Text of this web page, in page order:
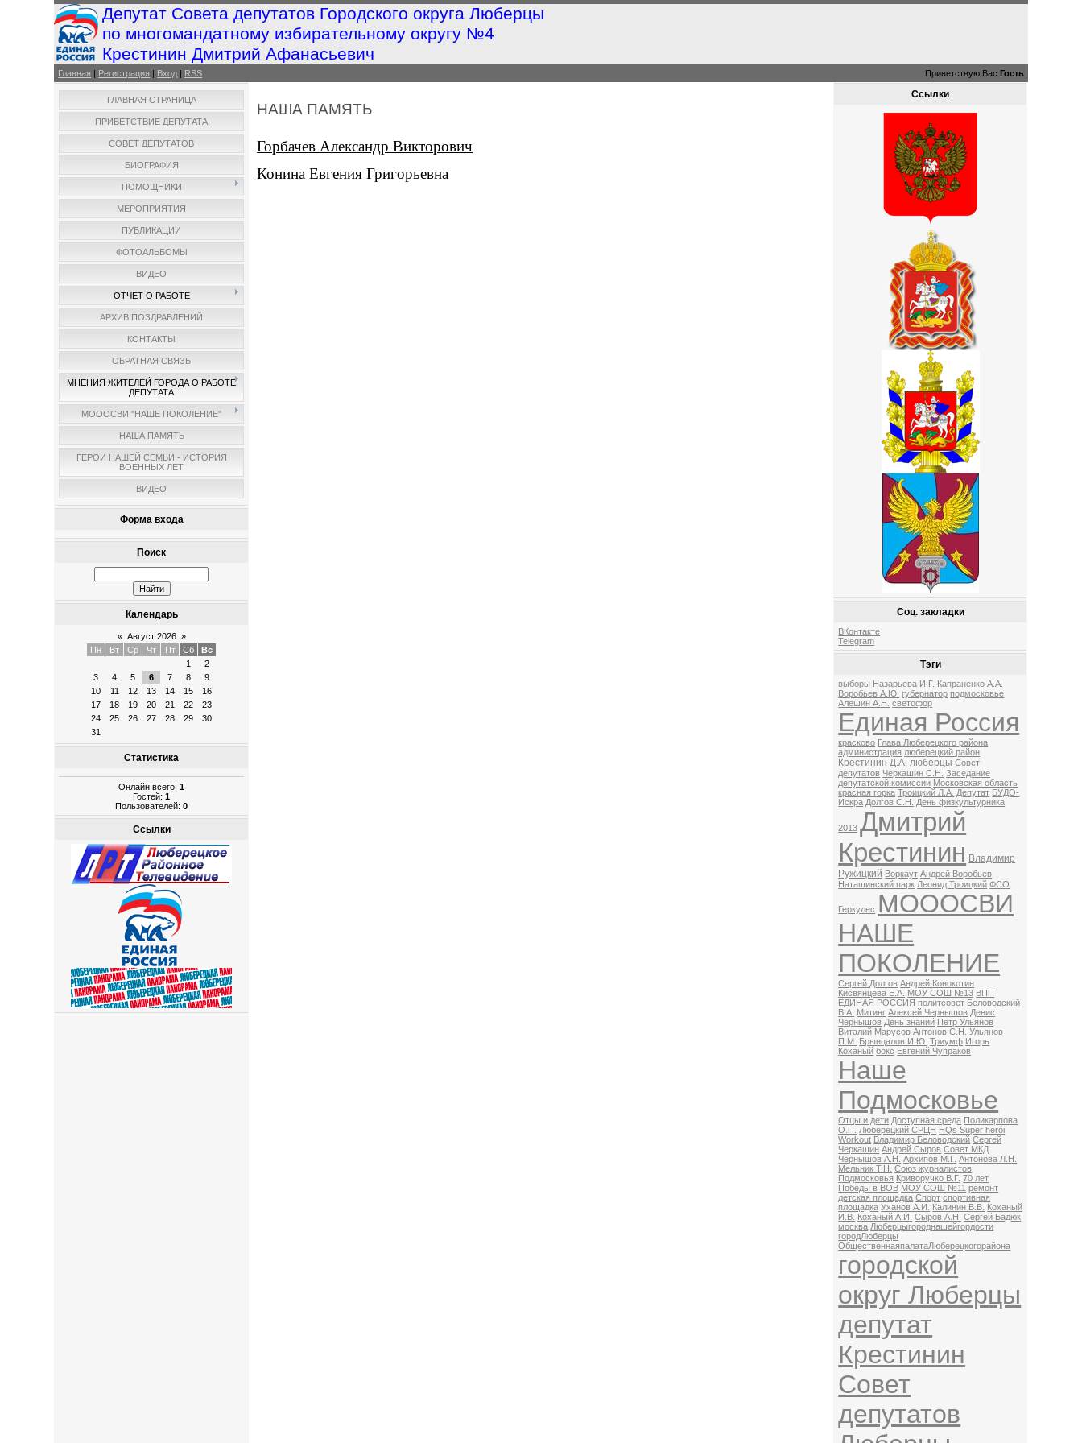
Депутат Совета депутатов Городского округа Люберцы
по многомандатному избирательному округу №4
Крестинин Дмитрий Афанасьевич
Главная | Регистрация | Вход | RSS Приветствую Вас Гость
ГЛАВНАЯ СТРАНИЦА
ПРИВЕТСТВИЕ ДЕПУТАТА
СОВЕТ ДЕПУТАТОВ
БИОГРАФИЯ
ПОМОЩНИКИ
МЕРОПРИЯТИЯ
ПУБЛИКАЦИИ
ФОТОАЛЬБОМЫ
ВИДЕО
ОТЧЕТ О РАБОТЕ
АРХИВ ПОЗДРАВЛЕНИЙ
КОНТАКТЫ
ОБРАТНАЯ СВЯЗЬ
МНЕНИЯ ЖИТЕЛЕЙ ГОРОДА О РАБОТЕ
ДЕПУТАТА
МОООСВИ "НАШЕ ПОКОЛЕНИЕ"
НАША ПАМЯТЬ
ГЕРОИ НАШЕЙ СЕМЬИ - ИСТОРИЯ
ВОЕННЫХ ЛЕТ
ВИДЕО
Форма входа
Поиск
Календарь
« Август 2026 »
Пн
Вт Ср Чт Пт Сб
Вс
1
2
3
4 5 6 7 8
9
10
11 12 13 14 15
16
17
18 19 20 21 22
23
24
25 26 27 28 29
30
31
Статистика
Онлайн всего:1
Гостей:1
Пользователей:0
Ссылки
НАША ПАМЯТЬ
Горбачев Александр Викторович
Конина Евгения Григорьевна
Ссылки
Соц. закладки
ВКонтакте
Telegram
Тэги
выборы Назарьева И.Г. Капраненко А.А.
Воробьев А.Ю. губернатор подмосковье
Алешин А.Н.
светофор
Единая Россия
красково Глава Люберецкого района
администрация люберецкий район
Крестинин Д.А. люберцы Совет
депутатов Черкашин С.Н.
Заседание
депутатской комиссии Московская область
красная горка Троицкий Л.А. Депутат БУДО-
Искра Долгов С.Н. День физкультурника
2013 Дмитрий
Крестинин Владимир
Ружицкий Воркаут Андрей Воробьев
Наташинский парк Леонид Троицкий ФСО
Геркулес МОООСВИ
НАШЕ
ПОКОЛЕНИЕ
Сергей Долгов Андрей Конокотин
Кисвянцева Е.А. МОУ СОШ №13 ВПП
ЕДИНАЯ РОССИЯ политсовет Беловодский
В.А. Митинг Алексей Чернышов Денис
Чернышов День знаний Петр Ульянов
Виталий Марусов Антонов С.Н.
Ульянов
П.М. Брынцалов И.Ю. Триумф Игорь
Коханый бокс Евгений Чупраков
Наше
Подмосковье
Отцы и дети Доступная среда Поликарпова
О.П.
Люберецкий СРЦН HQs Super herói
Workout Владимир Беловодский Сергей
Черкашин Андрей Сыров Совет МКД
Чернышов А.Н.
Архипов М.Г. Антонова Л.Н.
Мельник Т.Н.
Союз журналистов
Подмосковья Криворучко В.Г. 70 лет
Победы в ВОВ МОУ СОШ №11 ремонт
детская площадка Спорт спортивная
площадка Уханов А.И. Калинин В.В. Коханый
И.В. Коханый А.И. Сыров А.Н.
Сергей Бадюк
москва Люберцыгороднашейгордости
городЛюберцы
ОбщественнаяпалатаЛюберецкогорайона
городской
округ Люберцы
депутат
Крестинин
Совет
депутатов